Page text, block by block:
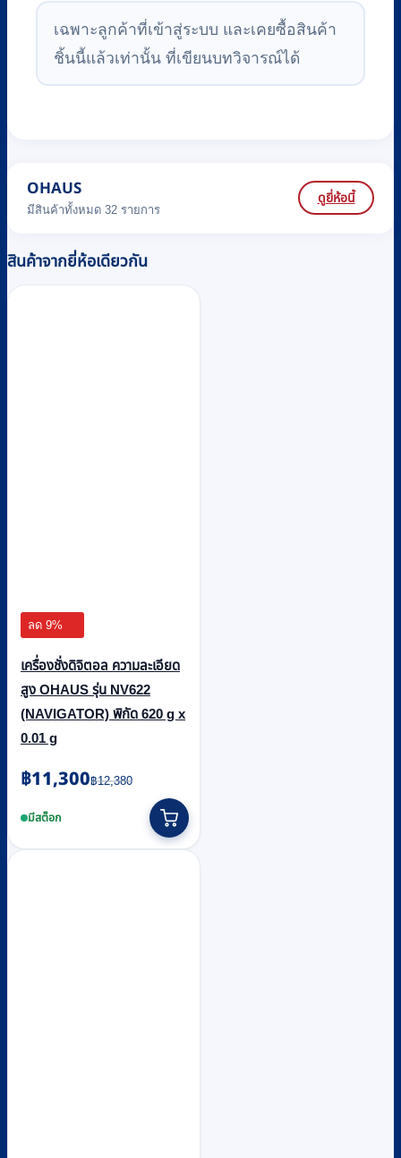
เฉพาะลูกค้าที่เข้าสู่ระบบ และเคยซื้อสินค้า
ชิ้นนี้แล้วเท่านั้น ที่เขียนบทวิจารณ์ได้
OHAUS
มีสินค้าทั้งหมด 32 รายการ
ดูยี่ห้อนี้
สินค้าจากยี่ห้อเดียวกัน
ลด 9%
เครื่องชั่งดิจิตอล ความละเอียด
สูง OHAUS รุ่น NV622
(NAVIGATOR) พิกัด 620 g x
0.01 g
฿12,380
Original
price
was:
฿11,300
Current
price
is:มีสต็อก